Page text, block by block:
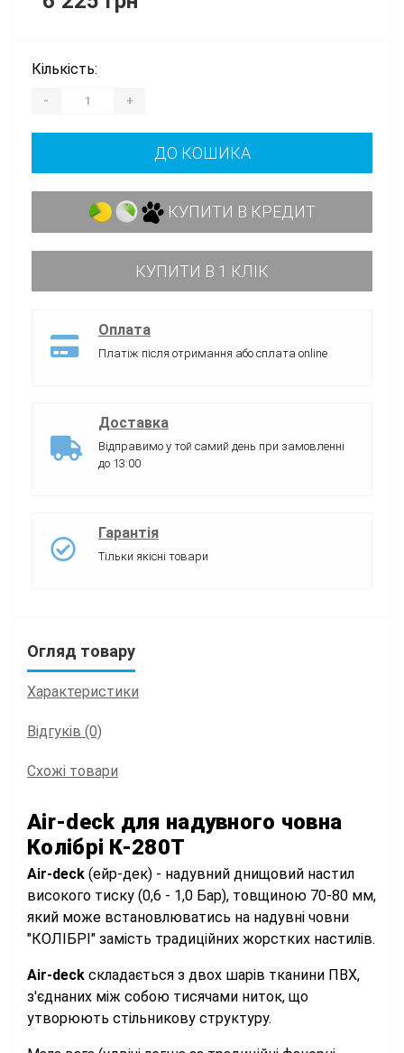
Кількість:
- +
ДО КОШИКА
КУПИТИ В КРЕДИТ
КУПИТИ В 1 КЛІК
Оплата
Платіж після отримання або сплата online
Доставка
Відправимо у той самий день при замовленні
до 13:00
Гарантія
Тільки якісні товари
Огляд товару
Характеристики
Відгуків (0)
Схожі товари
Air-deck для надувного човна
Колібрі К-280Т
Air-deck (ейр-дек) - надувний днищовий настил
високого тиску (0,6 - 1,0 Бар), товщиною 70-80 мм,
який може встановлюватись на надувні човни
"КОЛІБРІ" замість традиційних жорстких настилів.
Air-deck складається з двох шарів тканини ПВХ,
з'єднаних між собою тисячами ниток, що
утворюють стільникову структуру.